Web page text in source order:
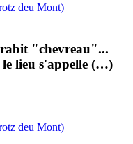
deu Mont)
"chevreau"...
lieu s'appelle (…)
deu Mont)